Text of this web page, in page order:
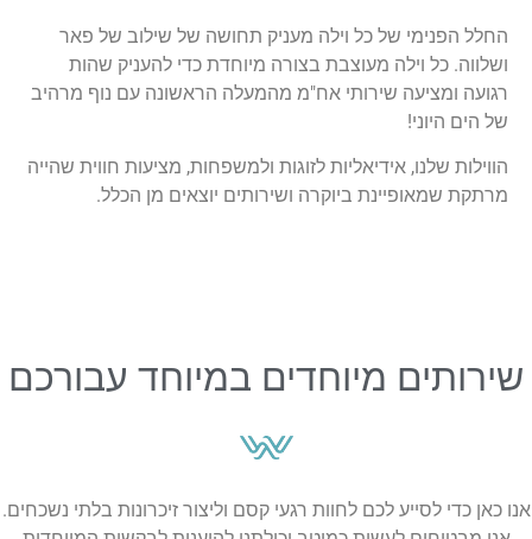
החלל הפנימי של כל וילה מעניק תחושה של שילוב של פאר
ושלווה. כל וילה מעוצבת בצורה מיוחדת כדי להעניק שהות
רגועה ומציעה שירותי אח"מ מהמעלה הראשונה עם נוף מרהיב
של הים היוני!
הווילות שלנו, אידיאליות לזוגות ולמשפחות, מציעות חווית שהייה
מרתקת שמאופיינת ביוקרה ושירותים יוצאים מן הכלל.
שירותים מיוחדים במיוחד עבורכם
אנו כאן כדי לסייע לכם לחוות רגעי קסם וליצור זיכרונות בלתי נשכחים.